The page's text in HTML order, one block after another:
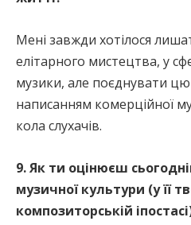
Мені завжди хотілося
елітарного мистецтва, у
музики, але поєднувати цю
написанням комерційної
кола слухачів.
9. Як ти оцінюєш
музичної культури (у її
композиторській